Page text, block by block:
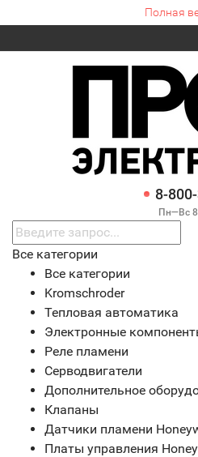
Полная
8-
Пн—Вс
Все категории
Все категории
Kromschroder
Тепловая автоматика
Электронные
Реле пламени
Серводвигатели
Дополнительное
Клапаны
Датчики пламени
Платы управления